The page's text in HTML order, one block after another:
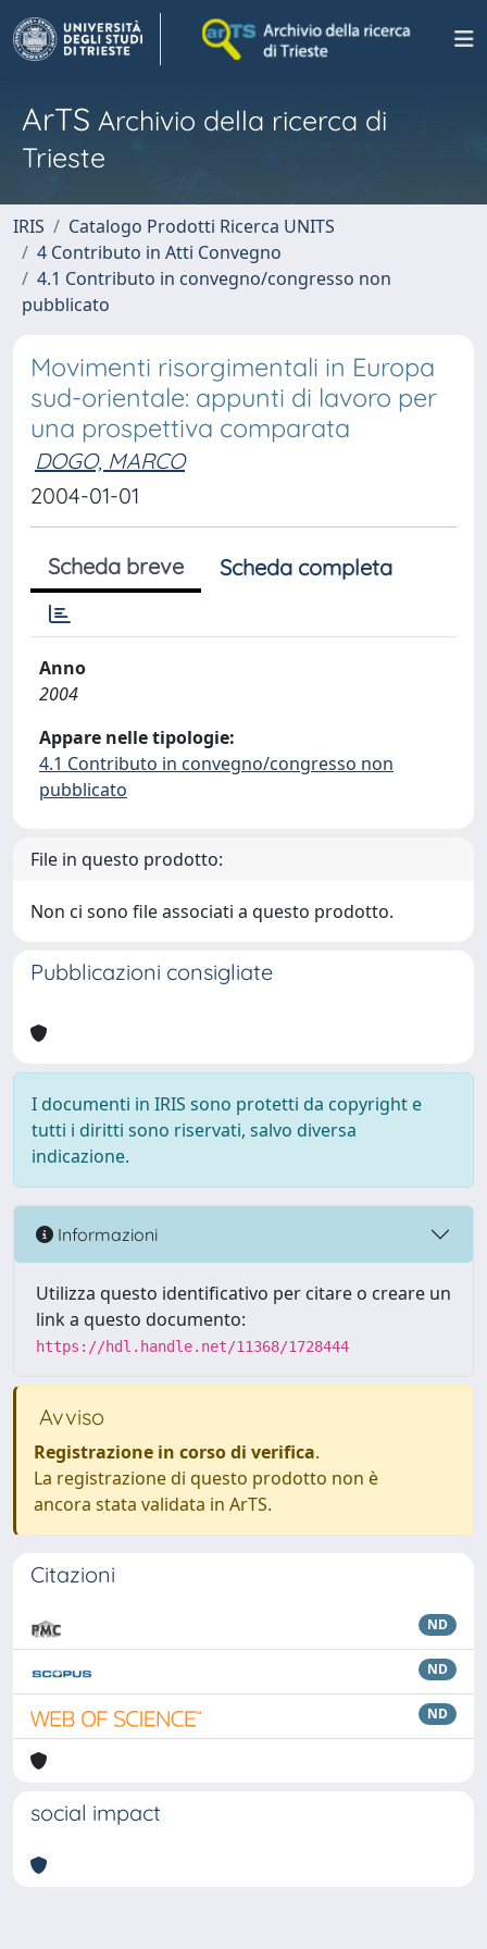
ArTS Archivio della ricerca di
Trieste
IRIS
Catalogo Prodotti Ricerca UNITS
4 Contributo in Atti Convegno
4.1 Contributo in convegno/congresso non
pubblicato
Movimenti risorgimentali in Europa
sud-orientale: appunti di lavoro per
una prospettiva comparata
DOGO, MARCO
2004-01-01
Scheda breve Scheda completa
Anno
2004
Appare nelle tipologie:
4.1 Contributo in convegno/congresso non
pubblicato
File in questo prodotto:
Non ci sono file associati a questo prodotto.
Pubblicazioni consigliate
I documenti in IRIS sono protetti da copyright e
tutti i diritti sono riservati, salvo diversa
indicazione.
Informazioni
Utilizza questo identificativo per citare o creare un
link a questo documento:
https://hdl.handle.net/11368/1728444
Avviso
Registrazione in corso di verifica.
La registrazione di questo prodotto non è
ancora stata validata in ArTS.
Citazioni
ND
ND
ND
social impact